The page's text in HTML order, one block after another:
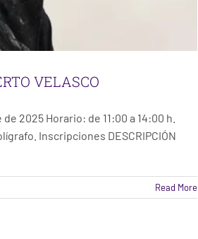
VELASCO
de 2025 Horario: de 11:00 a 14:00 h.
Inscripciones DESCRIPCIÓN
Read More